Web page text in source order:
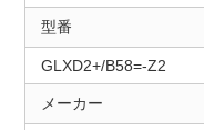
型番
GLXD2+/B58=-Z2
メーカー